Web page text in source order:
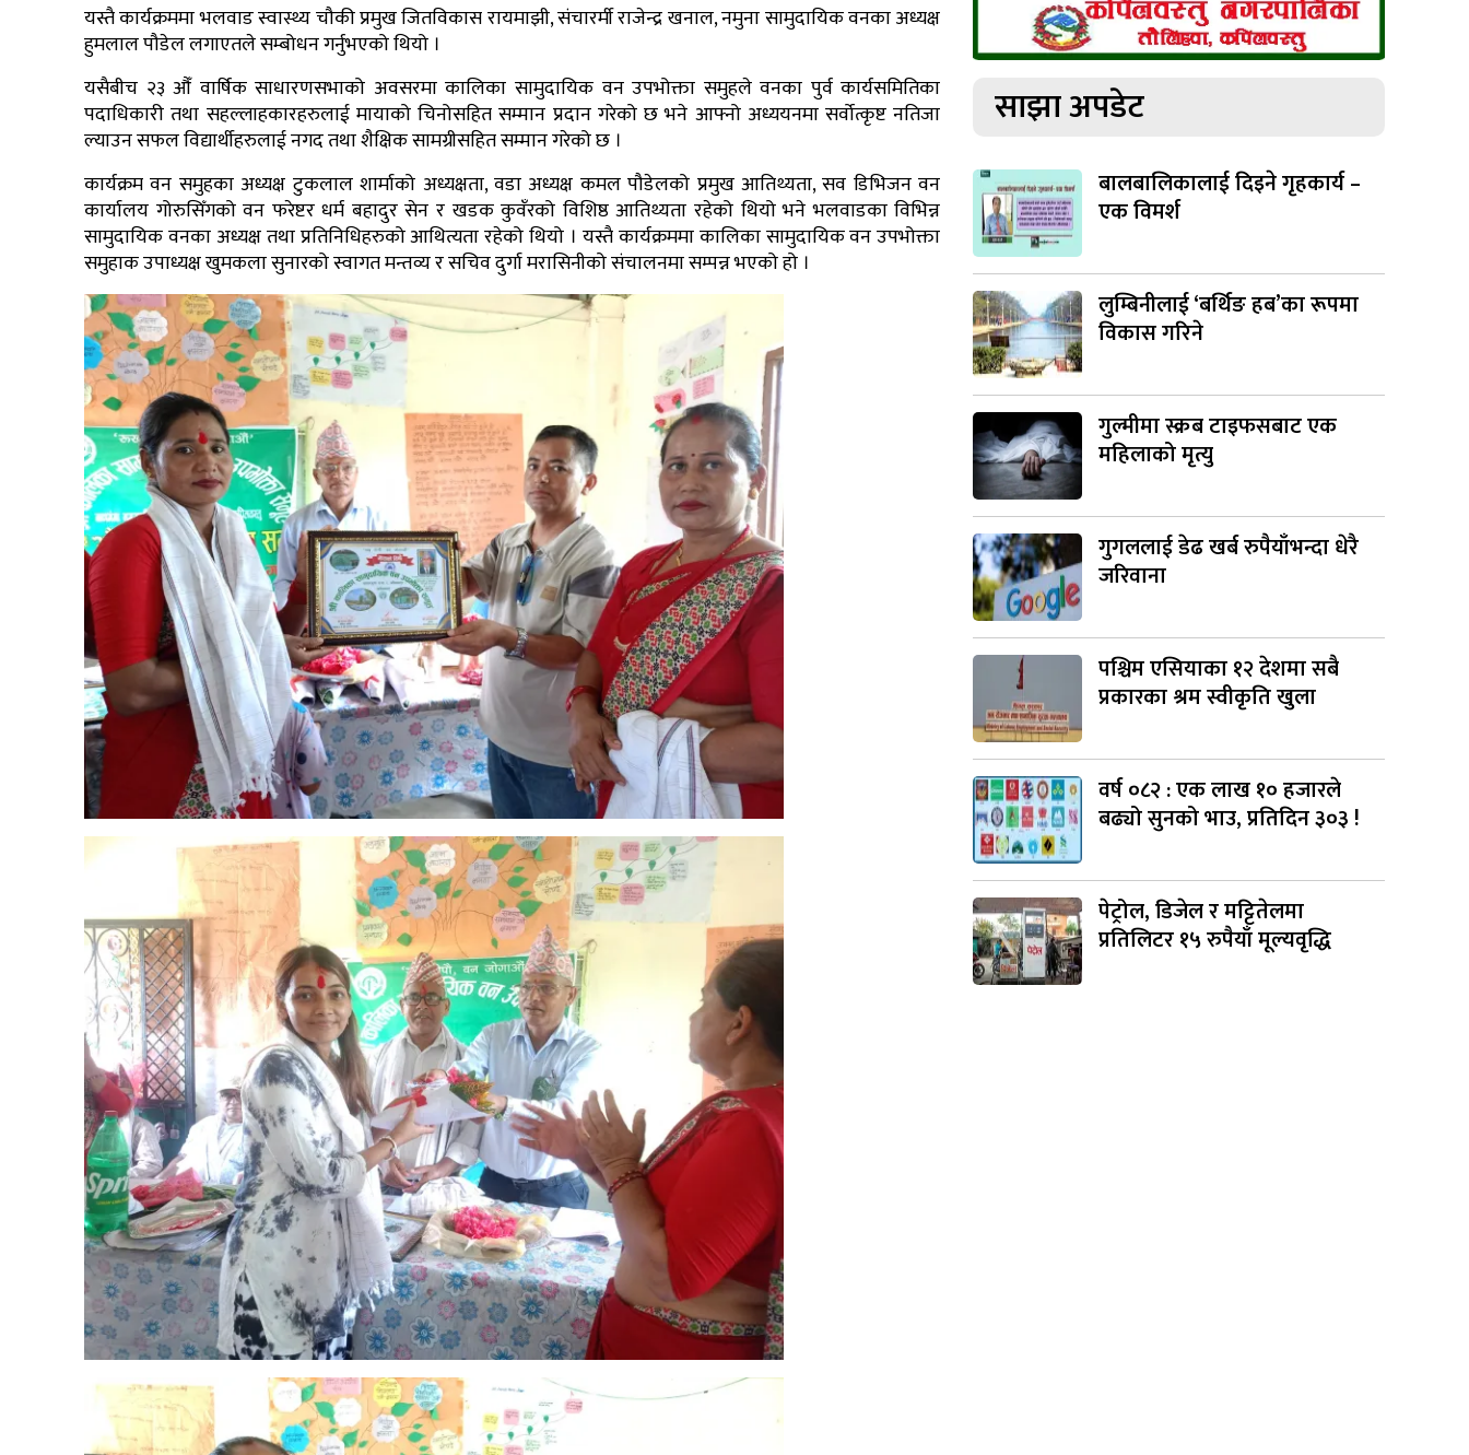
यस्तै कार्यक्रममा भलवाड स्वास्थ्य चौकी प्रमुख जितविकास रायमाझी, संचारर्मी राजेन्द्र खनाल, नमुना सामुदायिक वनका अध्यक्ष
हुमलाल पौडेल लगाएतले सम्बोधन गर्नुभएको थियो ।
यसैबीच २३ औँ वार्षिक साधारणसभाको अवसरमा कालिका सामुदायिक वन उपभोक्ता समुहले वनका पुर्व कार्यसमितिका
पदाधिकारी तथा सहल्लाहकारहरुलाई मायाको चिनोसहित सम्मान प्रदान गरेको छ भने आफ्नो अध्ययनमा सर्वोत्कृष्ट नतिजा
ल्याउन सफल विद्यार्थीहरुलाई नगद तथा शैक्षिक सामग्रीसहित सम्मान गरेको छ ।
कार्यक्रम वन समुहका अध्यक्ष टुकलाल शार्माको अध्यक्षता, वडा अध्यक्ष कमल पौडेलको प्रमुख आतिथ्यता, सव डिभिजन वन
कार्यालय गोरुसिँगको वन फरेष्टर धर्म बहादुर सेन र खडक कुवँरको विशिष्ठ आतिथ्यता रहेको थियो भने भलवाडका विभिन्न
सामुदायिक वनका अध्यक्ष तथा प्रतिनिधिहरुको आथित्यता रहेको थियो । यस्तै कार्यक्रममा कालिका सामुदायिक वन उपभोक्ता
समुहाक उपाध्यक्ष खुमकला सुनारको स्वागत मन्तव्य र सचिव दुर्गा मरासिनीको संचालनमा सम्पन्न भएको हो ।
साझा अपडेट
बालबालिकालाई दिइने गृहकार्य –
एक विमर्श
लुम्बिनीलाई ‘बर्थिङ हब’का रूपमा
विकास गरिने
गुल्मीमा स्क्रब टाइफसबाट एक
महिलाको मृत्यु
गुगललाई डेढ खर्ब रुपैयाँभन्दा धेरै
जरिवाना
पश्चिम एसियाका १२ देशमा सबै
प्रकारका श्रम स्वीकृति खुला
वर्ष ०८२ : एक लाख १० हजारले
बढ्यो सुनको भाउ, प्रतिदिन ३०३ !
पेट्रोल, डिजेल र मट्टितेलमा
प्रतिलिटर १५ रुपैयाँ मूल्यवृद्धि